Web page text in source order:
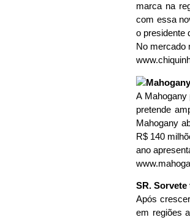
marca na
com essa
o presidente
No mercado
A Mahogany
pretende
Mahogany
R$ 140
ano
SR. Sorvete
Após
em regiões